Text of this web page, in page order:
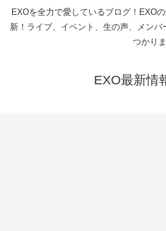
EXOを全力で愛しているブログ！EXO
新！ライブ、イベント、生の声、メン
つかりま
EXO最新情